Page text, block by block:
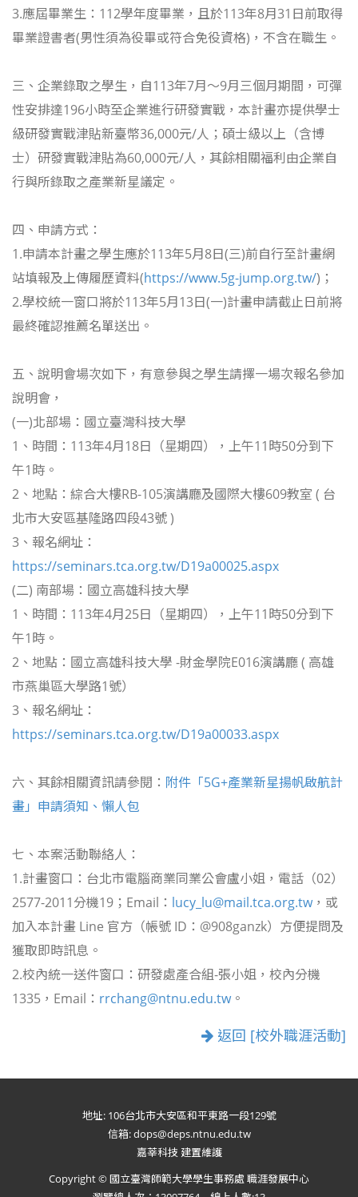
3.應屆畢業生：112學年度畢業，且於113年8月31日前取得
畢業證書者(男性須為役畢或符合免役資格)，不含在職生。
三、企業錄取之學生，自113年7月～9月三個月期間，可彈
性安排達196小時至企業進行研發實戰，本計畫亦提供學士
級研發實戰津貼新臺幣36,000元/人；碩士級以上（含博
士）研發實戰津貼為60,000元/人，其餘相關福利由企業自
行與所錄取之產業新星議定。
四、申請方式：
1.申請本計畫之學生應於113年5月8日(三)前自行至計畫網
站填報及上傳履歷資料(https://www.5g-jump.org.tw/)；
2.學校統一窗口將於113年5月13日(一)計畫申請截止日前將
最終確認推薦名單送出。
五、說明會場次如下，有意參與之學生請擇一場次報名參加
說明會，
(一)北部場：國立臺灣科技大學
1、時間：113年4月18日（星期四），上午11時50分到下
午1時。
2、地點：綜合大樓RB-105演講廳及國際大樓609教室 ( 台
北市大安區基隆路四段43號 )
3、報名網址：
https://seminars.tca.org.tw/D19a00025.aspx
(二) 南部場：國立高雄科技大學
1、時間：113年4月25日（星期四），上午11時50分到下
午1時。
2、地點：國立高雄科技大學 -財金學院E016演講廳 ( 高雄
市燕巢區大學路1號）
3、報名網址：
https://seminars.tca.org.tw/D19a00033.aspx
六、其餘相關資訊請參閱： 附件「5G+產業新星揚帆啟航計
畫」申請須知、懶人包
七、本案活動聯絡人：
1.計畫窗口：台北市電腦商業同業公會盧小姐，電話（02）
2577-2011分機19；Email： lucy_lu@mail.tca.org.tw，或
加入本計畫 Line 官方（帳號 ID：@908ganzk）方便提問及
獲取即時訊息。
2.校內統一送件窗口：研發處產合組-張小姐，校內分機
1335，Email： rrchang@ntnu.edu.tw。
返回 [校外職涯活動]
地址: 106台北市大安區和平東路一段129號
信箱: dops@deps.ntnu.edu.tw
嘉莘科技 建置維護
Copyright © 國立臺灣師範大學學生事務處 職涯發展中心